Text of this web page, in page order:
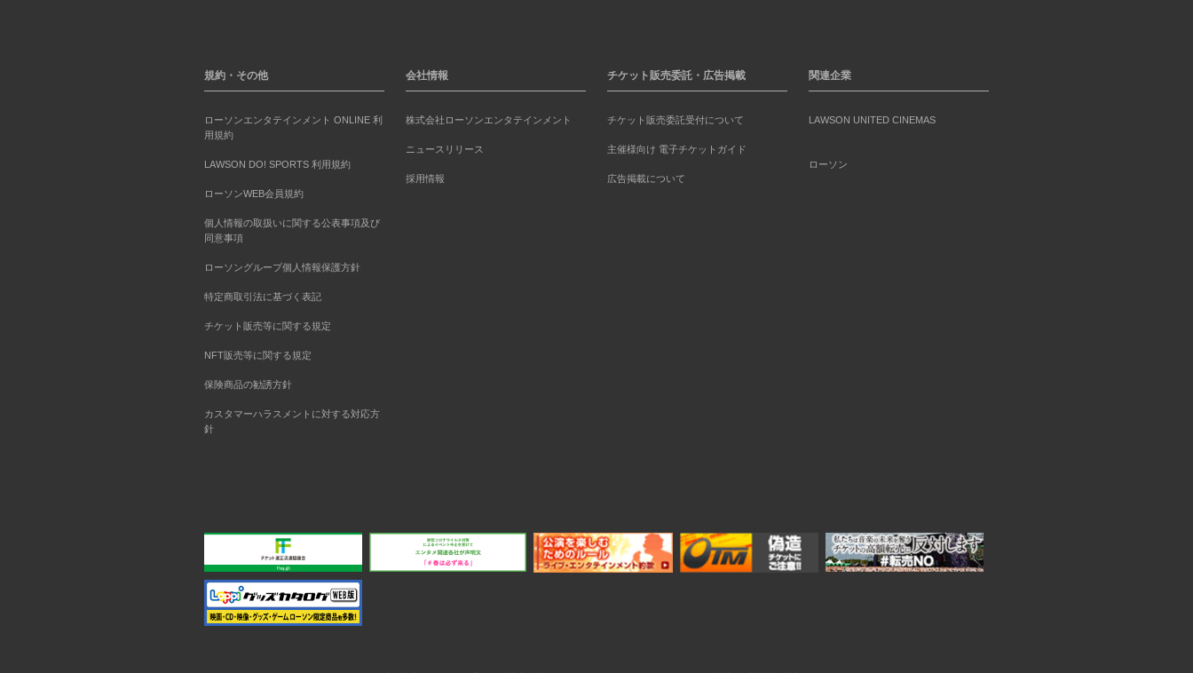
規約・その他
ローソンエンタテインメント ONLINE 利
用規約
LAWSON DO! SPORTS 利用規約
ローソンWEB会員規約
個人情報の取扱いに関する公表事項及び
同意事項
ローソングループ個人情報保護方針
特定商取引法に基づく表記
チケット販売等に関する規定
NFT販売等に関する規定
保険商品の勧誘方針
カスタマーハラスメントに対する対応方
針
会社情報
株式会社ローソンエンタテインメント
ニュースリリース
採用情報
チケット販売委託・広告掲載
チケット販売委託受付について
主催様向け 電子チケットガイド
広告掲載について
関連企業
LAWSON UNITED CINEMAS
ローソン